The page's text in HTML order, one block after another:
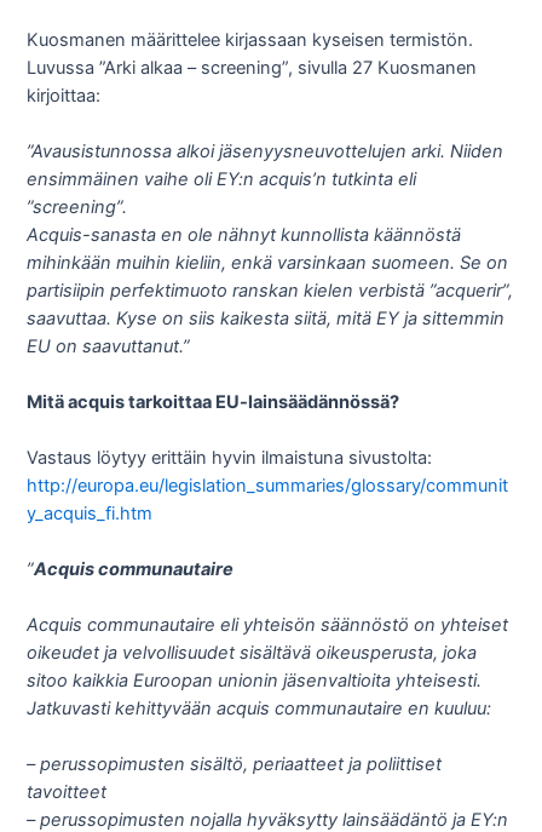
Kuosmanen määrittelee kirjassaan kyseisen termistön.
Luvussa ”Arki alkaa – screening”, sivulla 27 Kuosmanen
kirjoittaa:
”Avausistunnossa alkoi jäsenyysneuvottelujen arki. Niiden
ensimmäinen vaihe oli EY:n acquis’n tutkinta eli
”screening”.
Acquis-sanasta en ole nähnyt kunnollista käännöstä
mihinkään muihin kieliin, enkä varsinkaan suomeen. Se on
partisiipin perfektimuoto ranskan kielen verbistä ”acquerir”,
saavuttaa. Kyse on siis kaikesta siitä, mitä EY ja sittemmin
EU on saavuttanut.”
Mitä acquis tarkoittaa EU-lainsäädännössä?
Vastaus löytyy erittäin hyvin ilmaistuna sivustolta:
http://europa.eu/legislation_summaries/glossary/communit
y_acquis_fi.htm
”Acquis communautaire
Acquis communautaire eli yhteisön säännöstö on yhteiset
oikeudet ja velvollisuudet sisältävä oikeusperusta, joka
sitoo kaikkia Euroopan unionin jäsenvaltioita yhteisesti.
Jatkuvasti kehittyvään acquis communautaire en kuuluu:
– perussopimusten sisältö, periaatteet ja poliittiset
tavoitteet
– perussopimusten nojalla hyväksytty lainsäädäntö ja EY:n